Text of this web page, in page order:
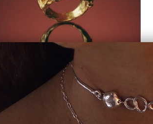
Anneau de foudre / 255,00 €